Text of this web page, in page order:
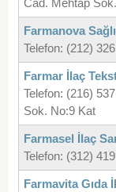
Cad. Mehtap
Farmanova
Telefon: (212)
Farmar İlaç
Telefon: (216)
Sok. No:9 Kat
Farmasel İlaç
Telefon: (312)
Farmavita Gıda